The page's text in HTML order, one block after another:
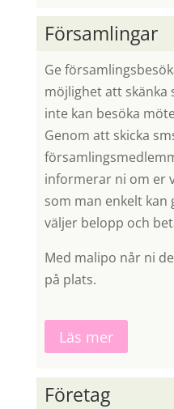
Församlingar
Ge
möjlighet att skänka
inte kan besöka
Genom att skicka
informerar ni om er
som man enkelt kan
väljer belopp och
Med malipo når ni
på plats.
Läs mer
Företag